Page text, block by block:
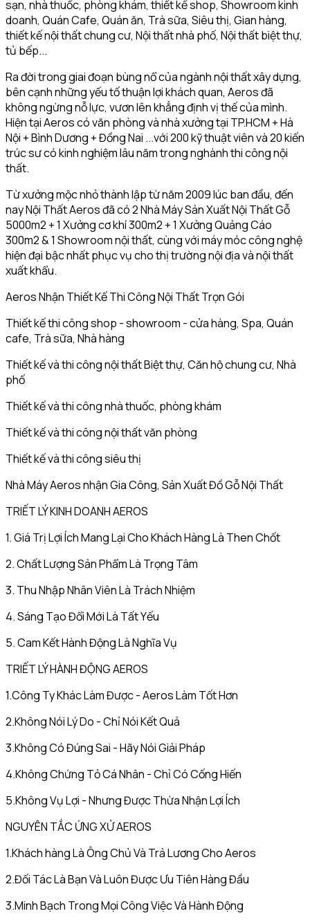
sạn, nhà thuốc, phòng khám, thiết kế shop, Showroom kinh
doanh, Quán Cafe, Quán ăn, Trà sữa, Siêu thị, Gian hàng,
thiết kế nội thất chung cư, Nội thất nhà phố, Nội thất biệt thự,
tủ bếp...
Ra đời trong giai đoạn bùng nổ của ngành nội thất xây dựng,
bên cạnh những yếu tố thuận lợi khách quan, Aeros đã
không ngừng nỗ lực, vươn lên khẳng định vị thế của mình.
Hiện tại Aeros có văn phòng và nhà xưởng tại TP.HCM + Hà
Nội + Bình Dương + Đồng Nai ...với 200 kỹ thuật viên và 20 kiến
trúc sư có kinh nghiệm lâu năm trong nghành thi công nội
thất.
Từ xưởng mộc nhỏ thành lập từ năm 2009 lúc ban đầu, đến
nay Nội Thất Aeros đã có 2 Nhà Máy Sản Xuất Nội Thất Gỗ
5000m2 + 1 Xưởng cơ khí 300m2 + 1 Xưởng Quảng Cáo
300m2 & 1 Showroom nội thất, cùng với máy móc công nghệ
hiện đại bậc nhất phục vụ cho thị trường nội địa và nội thất
xuất khẩu.
Aeros Nhận Thiết Kế Thi Công Nội Thất Trọn Gói
Thiết kế thi công shop - showroom - cửa hàng, Spa, Quán
cafe, Trà sữa, Nhà hàng
Thiết kế và thi công nội thất Biệt thự, Căn hộ chung cư, Nhà
phố
Thiết kế và thi công nhà thuốc, phòng khám
Thiết kế và thi công nội thất văn phòng
Thiết kế và thi công siêu thị
Nhà Máy Aeros nhận Gia Công, Sản Xuất Đồ Gỗ Nội Thất
TRIẾT LÝ KINH DOANH AEROS
1. Giá Trị Lợi Ích Mang Lại Cho Khách Hàng Là Then Chốt
2. Chất Lượng Sản Phẩm Là Trọng Tâm
3. Thu Nhập Nhân Viên Là Trách Nhiệm
4. Sáng Tạo Đổi Mới Là Tất Yếu
5. Cam Kết Hành Động Là Nghĩa Vụ
TRIẾT LÝ HÀNH ĐỘNG AEROS
1.Công Ty Khác Làm Được - Aeros Làm Tốt Hơn
2.Không Nói Lý Do - Chỉ Nói Kết Quả
3.Không Có Đúng Sai - Hãy Nói Giải Pháp
4.Không Chứng Tỏ Cá Nhân - Chỉ Có Cống Hiến
5.Không Vụ Lợi - Nhưng Được Thừa Nhận Lợi Ích
NGUYÊN TẮC ỨNG XỬ AEROS
1.Khách hàng Là Ông Chủ Và Trả Lương Cho Aeros
2.Đối Tác Là Bạn Và Luôn Được Ưu Tiên Hàng Đầu
3.Minh Bạch Trong Mọi Công Việc Và Hành Động